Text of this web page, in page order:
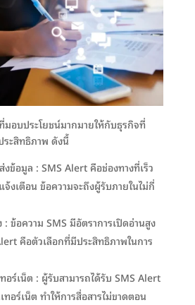
อบประโยชน์มากมายให้กับธุรกิจที่
ระสิทธิภาพ ดังนี้
งข้อมูล : SMS Alert คือช่องทางที่เร็ว
งเตือน ข้อความจะถึงผู้รับภายในไม่กี่
: ข้อความ SMS มีอัตราการเปิดอ่านสูง
คือตัวเลือกที่มีประสิทธิภาพในการ
อร์เน็ต : ผู้รับสามารถได้รับ SMS Alert
อร์เน็ต ทำให้การสื่อสารไม่ขาดตอน